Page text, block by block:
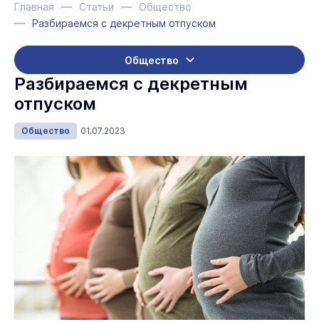
Главная Статьи
Общество
Разбираемся с декретным отпуском
Общество
Разбираемся с декретным
отпуском
Общество 01.07.2023